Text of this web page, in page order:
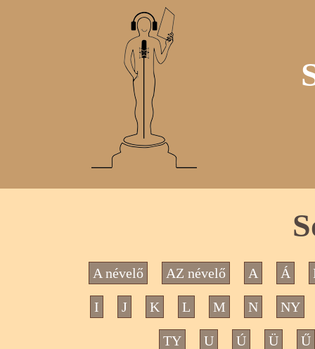
A névelő AZ névelő A Á
I J K L M N NY
TY U Ú Ü Ű